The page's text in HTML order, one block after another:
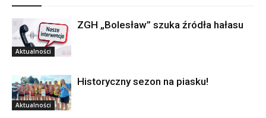
Aktualności
ZGH „Bolesław” szuka źródła hałasu
Aktualności
Historyczny sezon na piasku!